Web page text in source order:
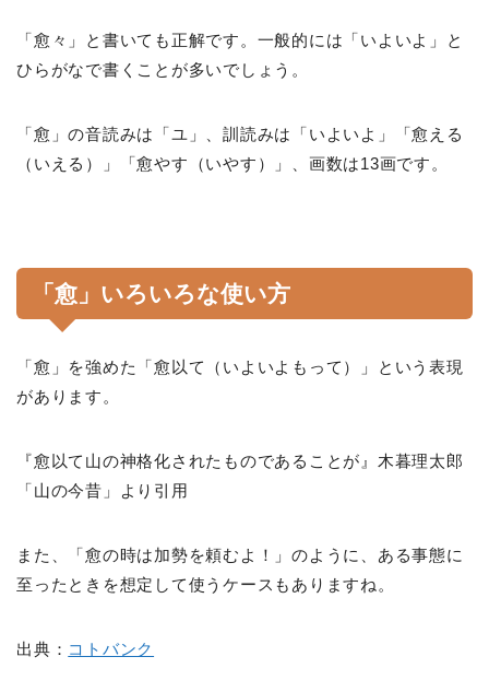
「愈々」と書いても正解です。一般的には「いよいよ」と
ひらがなで書くことが多いでしょう。
「愈」の音読みは「ユ」、訓読みは「いよいよ」「愈える
（いえる）」「愈やす（いやす）」、画数は13画です。
「愈」いろいろな使い方
「愈」を強めた「愈以て（いよいよもって）」という表現
があります。
『愈以て山の神格化されたものであることが』木暮理太郎
「山の今昔」より引用
また、「愈の時は加勢を頼むよ！」のように、ある事態に
至ったときを想定して使うケースもありますね。
出典： コトバンク